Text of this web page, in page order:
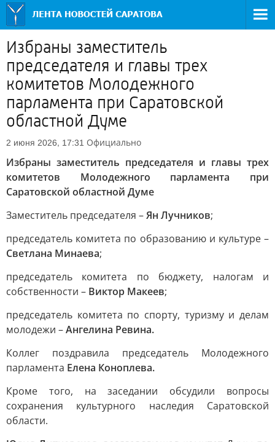
Избраны заместитель
председателя и главы трех
комитетов Молодежного
парламента при Саратовской
областной Думе
2 июня 2026, 17:31 Официально
Избраны заместитель председателя и главы трех
комитетов Молодежного парламента при
Саратовской областной Думе
Заместитель председателя –Ян Лучников;
председатель комитета по образованию и культуре –
Светлана Минаева;
председатель комитета по бюджету, налогам и
собственности – Виктор Макеев;
председатель комитета по спорту, туризму и делам
молодежи –Ангелина Ревина.
Коллег поздравила председатель Молодежного
парламента Елена Коноплева.
Кроме того, на заседании обсудили вопросы
сохранения культурного наследия Саратовской
области.